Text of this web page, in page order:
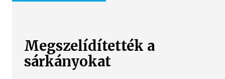
Megszelídítették a
sárkányokat